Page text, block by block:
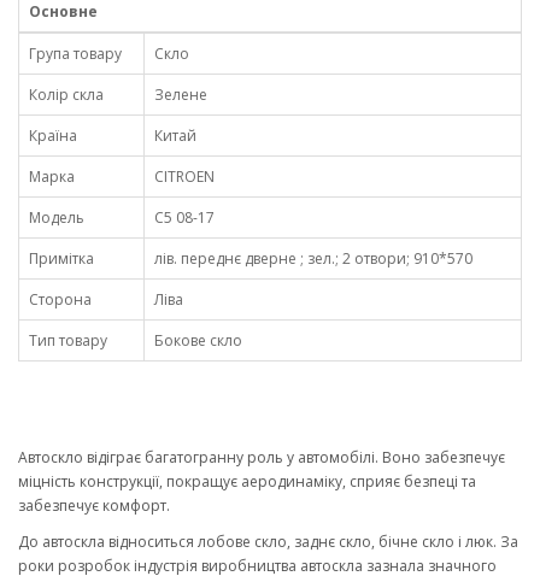
Основне
Група товару
Скло
Колір скла
Зелене
Країна
Китай
Марка
CITROEN
Модель
C5 08-17
Примітка
лів. переднє дверне ; зел.; 2 отвори; 910*570
Сторона
Ліва
Тип товару
Бокове скло
Автоскло відіграє багатогранну роль у автомобілі. Воно забезпечує
міцність конструкції, покращує аеродинаміку, сприяє безпеці та
забезпечує комфорт.
До автоскла відноситься лобове скло, заднє скло, бічне скло і люк. За
роки розробок індустрія виробництва автоскла зазнала значного